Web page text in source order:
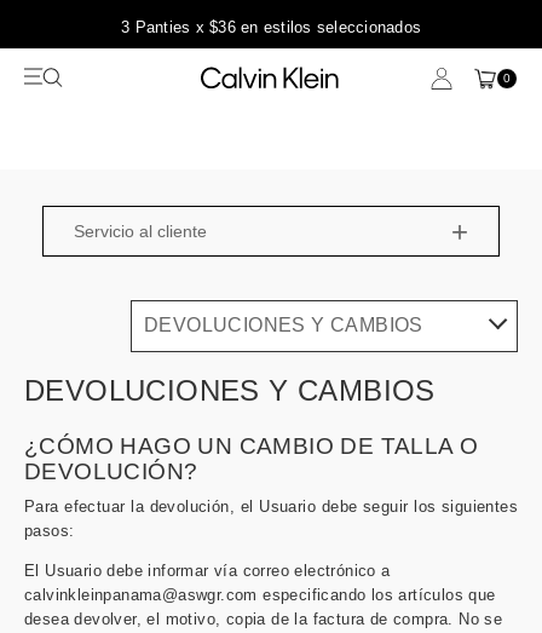
3 Panties x $36 en estilos seleccionados
0
Servicio al cliente +
DEVOLUCIONES Y CAMBIOS
DEVOLUCIONES Y CAMBIOS
¿CÓMO HAGO UN CAMBIO DE TALLA O
DEVOLUCIÓN?
Para efectuar la devolución, el Usuario debe seguir los siguientes
pasos:
El Usuario debe informar vía correo electrónico a
calvinkleinpanama@aswgr.com especificando los artículos que
desea devolver, el motivo, copia de la factura de compra. No se